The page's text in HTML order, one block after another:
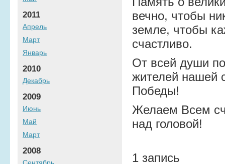
вечно, чтобы
земле, чтобы
счастливо.
От всей души
жителей нашей
Победы!
Желаем Всем
над головой!
1 запись
2011
Апрель
Март
Январь
2010
Декабрь
2009
Июнь
Май
Март
2008